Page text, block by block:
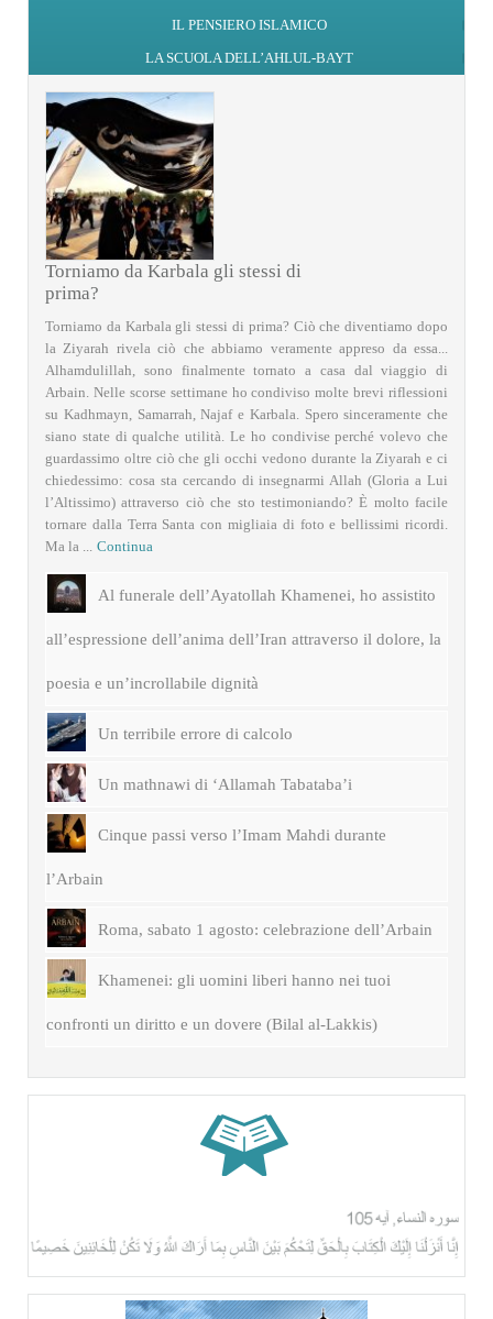
IL PENSIERO ISLAMICO
LA SCUOLA DELL’AHLUL-BAYT
Torniamo da Karbala gli stessi di
prima?
Torniamo da Karbala gli stessi di prima? Ciò che diventiamo dopo
la Ziyarah rivela ciò che abbiamo veramente appreso da essa...
Alhamdulillah, sono finalmente tornato a casa dal viaggio di
Arbain. Nelle scorse settimane ho condiviso molte brevi riflessioni
su Kadhmayn, Samarrah, Najaf e Karbala. Spero sinceramente che
siano state di qualche utilità. Le ho condivise perché volevo che
guardassimo oltre ciò che gli occhi vedono durante la Ziyarah e ci
chiedessimo: cosa sta cercando di insegnarmi Allah (Gloria a Lui
l’Altissimo) attraverso ciò che sto testimoniando? È molto facile
tornare dalla Terra Santa con migliaia di foto e bellissimi ricordi.
Ma la ...
Continua
Al funerale dell’Ayatollah Khamenei, ho assistito
all’espressione dell’anima dell’Iran attraverso il dolore, la
poesia e un’incrollabile dignità
Un terribile errore di calcolo
Un mathnawi di ‘Allamah Tabataba’i
Cinque passi verso l’Imam Mahdi durante
l’Arbain
Roma, sabato 1 agosto: celebrazione dell’Arbain
Khamenei: gli uomini liberi hanno nei tuoi
confronti un diritto e un dovere (Bilal al-Lakkis)